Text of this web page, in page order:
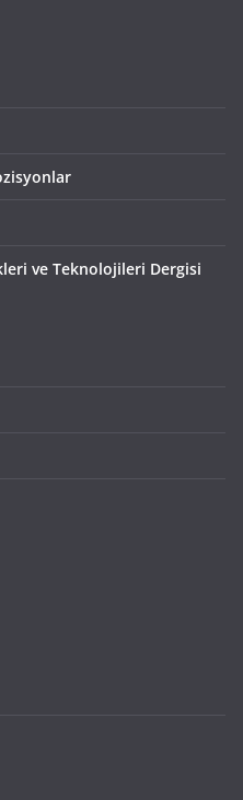
ve Teknolojileri Dergisi